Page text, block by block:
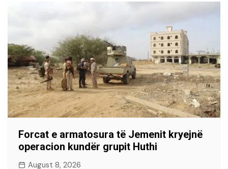
Forcat e armatosura të Jemenit kryejnë
operacion kundër grupit Huthi
August 8, 2026